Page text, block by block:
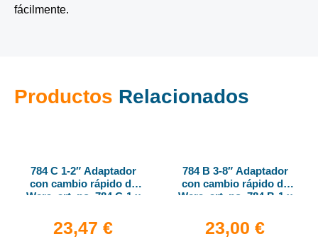
fácilmente.
Productos Relacionados
784 C 1-2″ Adaptador
con cambio rápido de
Wera, art. no. 784 C-1 x
23,47 €
784 B 3-8″ Adaptador
con cambio rápido de
Wera, art. no. 784 B-1 x
23,00 €